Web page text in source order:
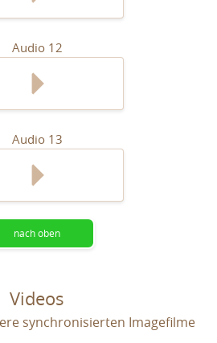
Audio 12
Audio 13
nach oben
Videos
synchronisierten Imagefilme